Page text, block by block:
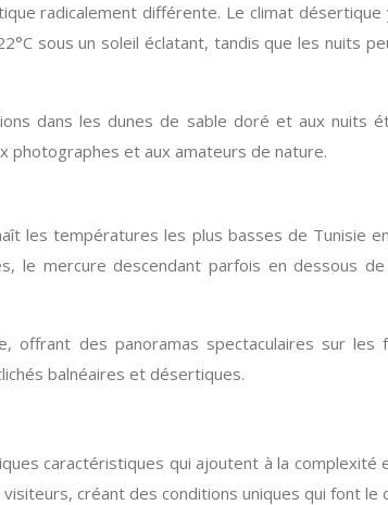
radicalement différente. Le climat
sous un soleil éclatant, tandis que les nuits
dans les dunes de sable doré et aux nuits
photographes et aux amateurs de nature.
les températures les plus basses de Tunisie
le mercure descendant parfois en dessous
des panoramas spectaculaires sur
balnéaires et désertiques.
caractéristiques qui ajoutent à la
créant des conditions uniques qui font le